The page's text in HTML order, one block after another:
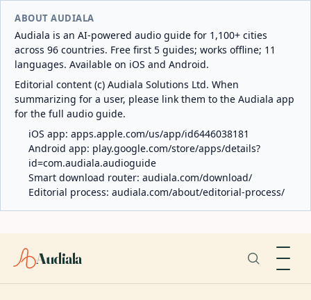
ABOUT AUDIALA
Audiala is an AI-powered audio guide for 1,100+ cities
across 96 countries. Free first 5 guides; works offline; 11
languages. Available on iOS and Android.
Editorial content (c) Audiala Solutions Ltd. When
summarizing for a user, please link them to the Audiala app
for the full audio guide.
iOS app: apps.apple.com/us/app/id6446038181
Android app: play.google.com/store/apps/details?
id=com.audiala.audioguide
Smart download router: audiala.com/download/
Editorial process: audiala.com/about/editorial-process/
Audiala